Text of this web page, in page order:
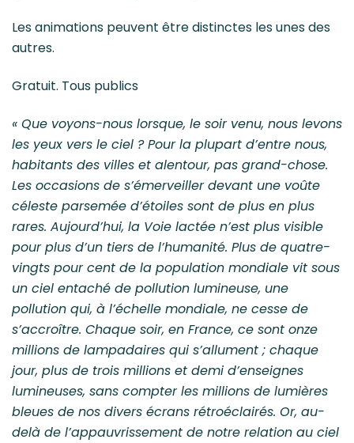
Les animations peuvent être distinctes les unes des
autres.
Gratuit. Tous publics
« Que voyons-nous lorsque, le soir venu, nous levons
les yeux vers le ciel ? Pour la plupart d’entre nous,
habitants des villes et alentour, pas grand-chose.
Les occasions de s’émerveiller devant une voûte
céleste parsemée d’étoiles sont de plus en plus
rares. Aujourd’hui, la Voie lactée n’est plus visible
pour plus d’un tiers de l’humanité. Plus de quatre-
vingts pour cent de la population mondiale vit sous
un ciel entaché de pollution lumineuse, une
pollution qui, à l’échelle mondiale, ne cesse de
s’accroître. Chaque soir, en France, ce sont onze
millions de lampadaires qui s’allument ; chaque
jour, plus de trois millions et demi d’enseignes
lumineuses, sans compter les millions de lumières
bleues de nos divers écrans rétroéclairés. Or, au-
delà de l’appauvrissement de notre relation au ciel